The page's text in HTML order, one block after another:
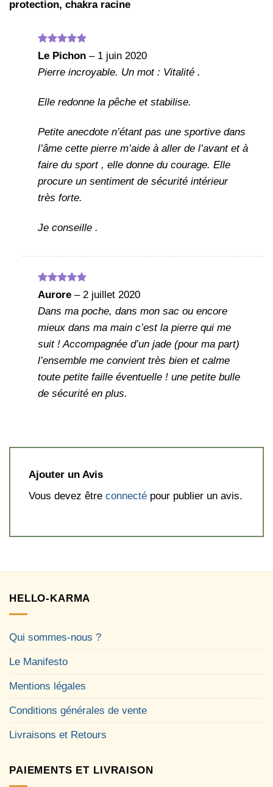
protection, chakra racine
Note5sur
5
Le Pichon– 1 juin 2020
Pierre incroyable. Un mot : Vitalité .
Elle redonne la pêche et stabilise.
Petite anecdote n’étant pas une sportive dans
l’âme cette pierre m’aide à aller de l’avant et à
faire du sport , elle donne du courage. Elle
procure un sentiment de sécurité intérieur
très forte.
Je conseille .
Note5sur
5
Aurore– 2 juillet 2020
Dans ma poche, dans mon sac ou encore
mieux dans ma main c’est la pierre qui me
suit ! Accompagnée d’un jade (pour ma part)
l’ensemble me convient très bien et calme
toute petite faille éventuelle ! une petite bulle
de sécurité en plus.
Ajouter un Avis
Vous devez être connecté pour publier un avis.
HELLO-KARMA
Qui sommes-nous ?
Le Manifesto
Mentions légales
Conditions générales de vente
Livraisons et Retours
PAIEMENTS ET LIVRAISON